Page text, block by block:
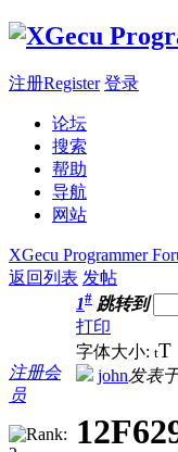
注册Register 登录
论坛
搜索
帮助
导航
网站
XGecu Programmer
返回列表 发帖
注册会
员
1# 跳转到
打印
字体大小: tT
john发表